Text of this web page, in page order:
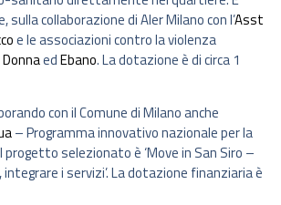
collaborazione di Aler Milano con l’Asst
e le associazioni contro la violenza
edEbano. La dotazione è di circa 1
con il Comune di Milano anche
– Programma innovativo nazionale per la
progetto selezionato è ‘Move in San Siro –
i servizi’. La dotazione finanziaria è